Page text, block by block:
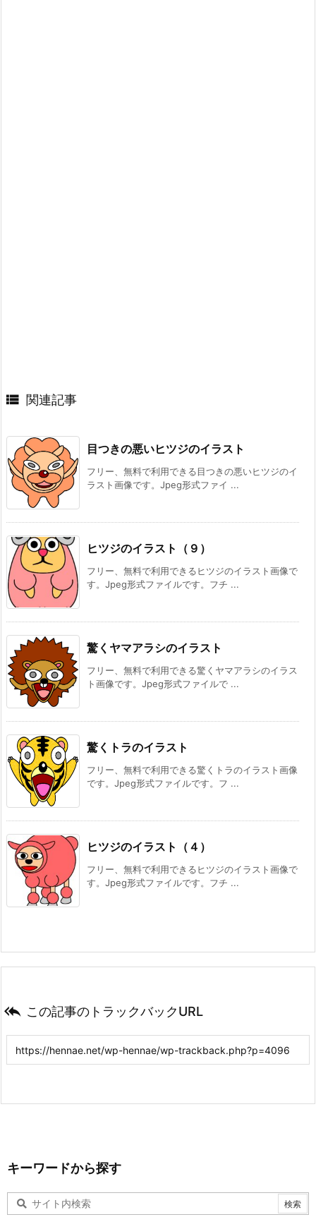
 関連記事
目つきの悪いヒツジのイラスト
フリー、無料で利用できる目つきの悪いヒツジのイ
ラスト画像です。Jpeg形式ファイ ...
ヒツジのイラスト（９）
フリー、無料で利用できるヒツジのイラスト画像で
す。Jpeg形式ファイルです。フチ ...
驚くヤマアラシのイラスト
フリー、無料で利用できる驚くヤマアラシのイラス
ト画像です。Jpeg形式ファイルで ...
驚くトラのイラスト
フリー、無料で利用できる驚くトラのイラスト画像
です。Jpeg形式ファイルです。フ ...
ヒツジのイラスト（４）
フリー、無料で利用できるヒツジのイラスト画像で
す。Jpeg形式ファイルです。フチ ...
 この記事のトラックバックURL
キーワードから探す